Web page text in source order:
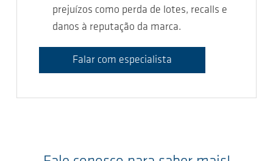
prejuízos como perda de lotes, recalls e
danos à reputação da marca.
Falar com especialista